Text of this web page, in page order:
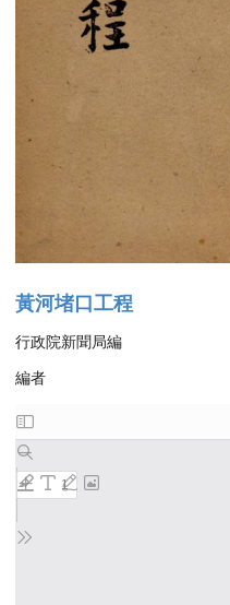
黃河堵口工程
行政院新聞局編
編者